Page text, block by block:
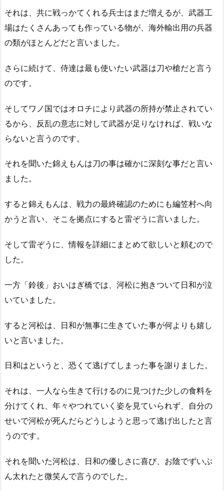
それは、共に戦っかてくれる兵士はまだ増えるが、武器工
場はたくさんあっても作っている物が、海外輸出用の兵器
の類がほとんどだと言いました。
さらに続けて、侍達は最も使いたい武器は刀や槍だと言う
のです。
そしてワノ国ではオロチにより武器の所持が禁止されてい
るから、反乱の意志に対して武器が足りなければ、戦いな
らないと言うのです。
それを聞いた錦えもんは刀の事は確かに深刻な事だと言い
ました。
すると錦えもんは、戦力の最終確認のためにも編笠村へ向
かうと言い、そこを拠点にすると雷ぞうに言いました。
そして雷ぞうに、情報を詳細にまとめて欲しいと頼むので
した。
一方「鈴後」おいはぎ橋では、河松に抱きついて日和が泣
いていました。
すると河松は、日和が無事に生きていた事が何よりも嬉し
いと言いました。
日和はというと、恐くて逃げてしまった事を謝りました。
それは、一人なら生きて行けるのに見つけた少しの食料を
分けてくれ、年々やつれていく姿を見ていられず、自分の
せいで河松が死んだらどうしようと思って逃げ出したと言
うのです。
それを聞いた河松は、日和の優しさに喜び、お陰でずいぶ
ん太れたと微笑んで言うのでした。